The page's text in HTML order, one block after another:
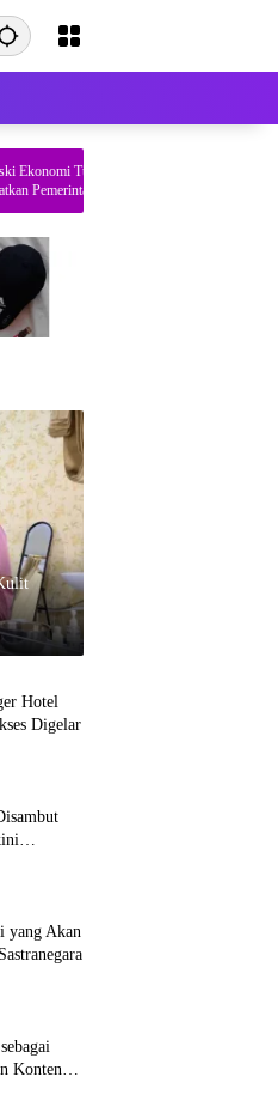
Tumbuh 5,29 Persen, Banggar DPR
Soal Dua Hal Ini
Hotel
Digelar
Bandung
yang Akan
Konten